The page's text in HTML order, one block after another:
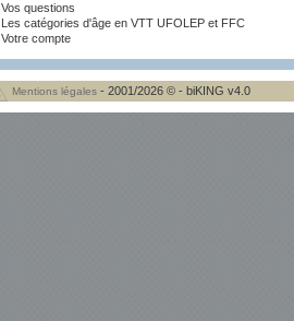
Vos questions
Les catégories d'âge en VTT UFOLEP et FFC
Votre compte
Mentions légales - 2001/2026 © - biKING v4.0